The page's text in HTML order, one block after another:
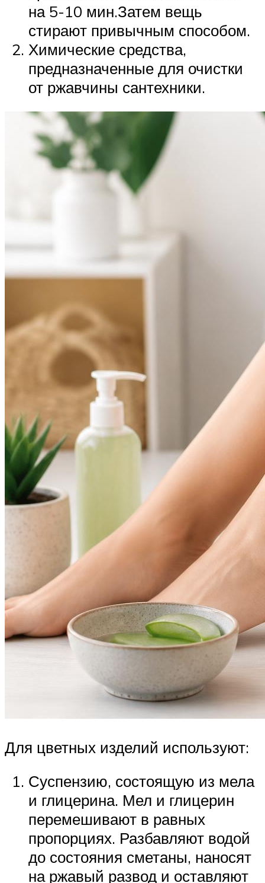
на 5-10 мин.Затем вещь
стирают привычным способом.
Химические средства,
предназначенные для очистки
от ржавчины сантехники.
Для цветных изделий используют:
Суспензию, состоящую из мела
и глицерина. Мел и глицерин
перемешивают в равных
пропорциях. Разбавляют водой
до состояния сметаны, наносят
на ржавый развод и оставляют